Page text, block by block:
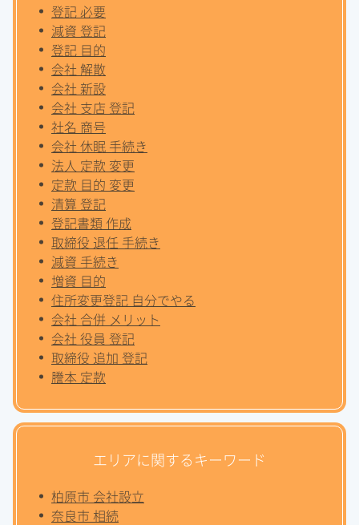
登記 必要
減資 登記
登記 目的
会社 解散
会社 新設
会社 支店 登記
社名 商号
会社 休眠 手続き
法人 定款 変更
定款 目的 変更
清算 登記
登記書類 作成
取締役 退任 手続き
減資 手続き
増資 目的
住所変更登記 自分でやる
会社 合併 メリット
会社 役員 登記
取締役 追加 登記
謄本 定款
エリアに関するキーワード
柏原市 会社設立
奈良市 相続